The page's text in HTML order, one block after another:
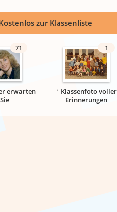
Kostenlos zur Klassenliste
71
erwarten
Sie
1
1 Klassenfoto voller
Erinnerungen